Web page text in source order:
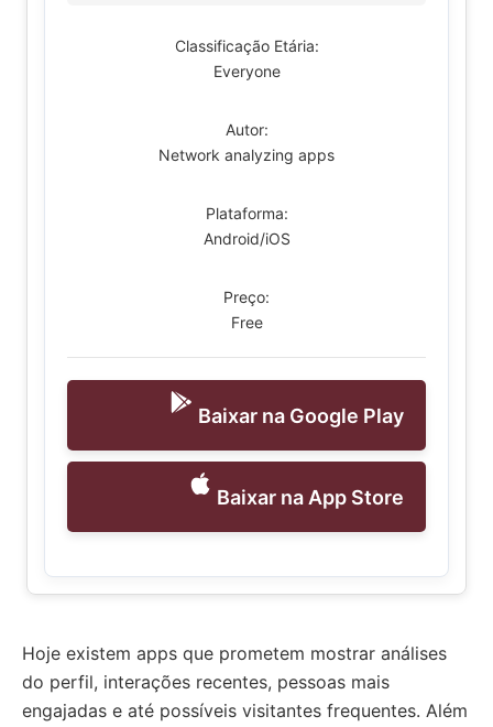
Classificação Etária:
Everyone
Autor:
Network analyzing apps
Plataforma:
Android/iOS
Preço:
Free
Baixar na Google Play
Baixar na App Store
Hoje existem apps que prometem mostrar análises
do perfil, interações recentes, pessoas mais
engajadas e até possíveis visitantes frequentes. Além